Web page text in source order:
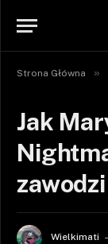
Strona Główna »
Jak
Wielkimati